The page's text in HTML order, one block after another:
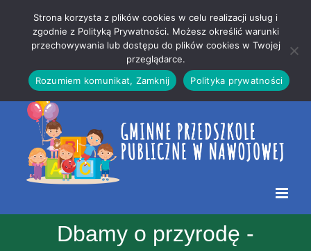
treści
strony
Dbamy o przyrodę -
Strona korzysta z plików cookies w celu realizacji usług i
zgodnie z Polityką Prywatności. Możesz określić warunki
przechowywania lub dostępu do plików cookies w Twojej
przeglądarce.
Rozumiem komunikat, Zamknij
Polityka prywatności